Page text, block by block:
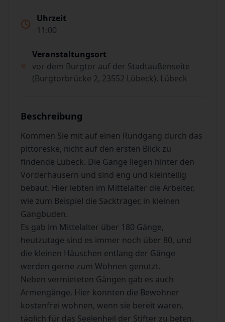
Uhrzeit
11:00
Veranstaltungsort
vor dem Burgtor auf der Stadtaußenseite
(Burgtorbrücke 2, 23552 Lübeck), Lübeck
Beschreibung
Kommen Sie mit auf einen Rundgang durch das
pittoreske, nicht auf den ersten Blick zu
findende Lübeck. Die Gänge liegen hinter den
Vorderhäusern und sind eng und kleinteilig
bebaut. Hier lebten im Mittelalter die Arbeiter,
wie zum Beispiel die Sackträger, in kleinen
Gangbuden.
Es gab im Mittelalter über 180 Gänge,
heutzutage sind es immer noch über 80, und
die kleinen Häuschen entlang der Gänge
werden gerne zum Wohnen genutzt.
Neben vermieteten Gängen gab es auch
Armengänge. Hier konnten die Bewohner
kostenfrei wohnen, wenn sie bereit waren,
täglich für das Seelenheil der Stifter zu beten.